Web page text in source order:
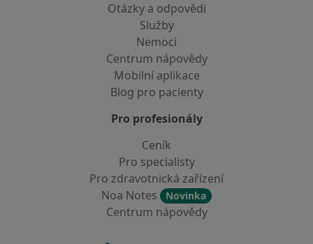
Otázky a odpovědi
Služby
Nemoci
Centrum nápovědy
Mobilní aplikace
Blog pro pacienty
Pro profesionály
Ceník
Pro specialisty
Pro zdravotnická zařízení
Noa Notes
Novinka
Centrum nápovědy